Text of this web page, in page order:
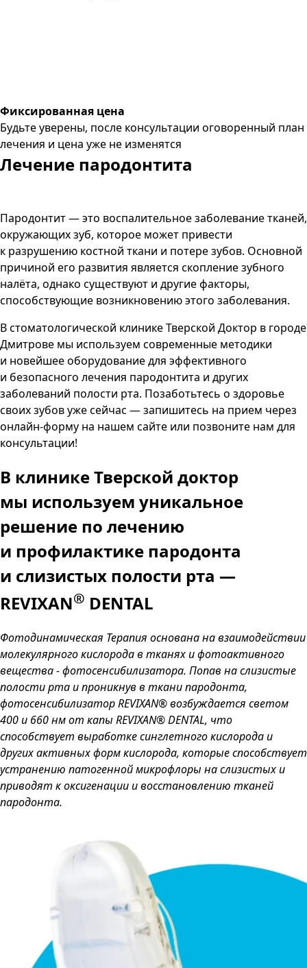
Фиксированная цена
Будьте уверены, после консультации оговоренный план
лечения и цена уже не изменятся
Лечение пародонтита
Пародонтит — это воспалительное заболевание тканей,
окружающих зуб, которое может привести
к разрушению костной ткани и потере зубов. Основной
причиной его развития является скопление зубного
налёта, однако существуют и другие факторы,
способствующие возникновению этого заболевания.
В стоматологической клинике Тверской Доктор в городе
Дмитрове мы используем современные методики
и новейшее оборудование для эффективного
и безопасного лечения пародонтита и других
заболеваний полости рта. Позаботьтесь о здоровье
своих зубов уже сейчас — запишитесь на прием через
онлайн-форму на нашем сайте или позвоните нам для
консультации!
В клинике Тверской доктор
мы используем уникальное
решение по лечению
и профилактике пародонта
и слизистых полости рта —
REVIXAN® DENTAL
Фотодинамическая Терапия основана на взаимодействии
молекулярного кислорода в тканях и фотоактивного
вещества - фотосенсибилизатора. Попав на слизистые
полости рта и проникнув в ткани пародонта,
фотосенсибилизатор REVIXAN® возбуждается светом
400 и 660 нм от капы REVIXAN® DENTAL, что
способствует выработке синглетного кислорода и
других активных форм кислорода, которые способствует
устранению патогенной микрофлоры на слизистых и
приводят к оксигенации и восстановлению тканей
пародонта.